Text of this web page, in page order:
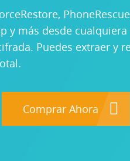
y más desde
Puedes extraer y
Comprar Ahora